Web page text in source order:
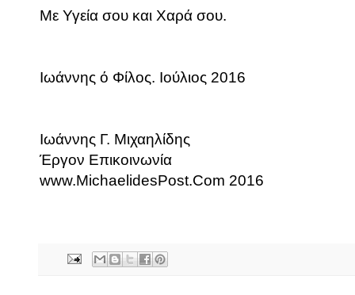
Με Υγεία σου και Χαρά σου.
Ιωάννης ό Φίλος. Ιούλιος 2016
Ιωάννης Γ. Μιχαηλίδης
Έργον Επικοινωνία
www.MichaelidesPost.Com 2016